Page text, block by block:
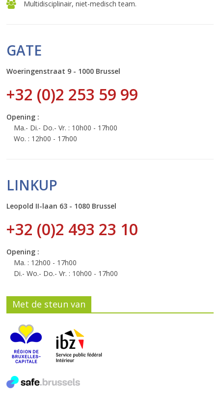
Multidisciplinair, niet-medisch team.
GATE
Woeringenstraat 9 - 1000 Brussel
+32 (0)2 253 59 99
Opening :
Ma.- Di.- Do.- Vr. : 10h00 - 17h00
Wo. : 12h00 - 17h00
LINKUP
Leopold II-laan 63 - 1080 Brussel
+32 (0)2 493 23 10
Opening :
Ma. : 12h00 - 17h00
Di.- Wo.- Do.- Vr. : 10h00 - 17h00
Met de steun van